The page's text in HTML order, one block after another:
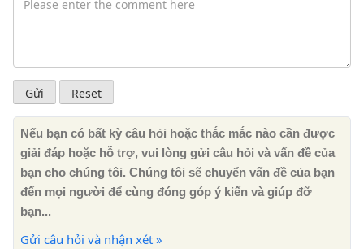
Nếu bạn có bất kỳ câu hỏi hoặc thắc mắc nào cần được
giải đáp hoặc hỗ trợ, vui lòng gửi câu hỏi và vấn đề của
bạn cho chúng tôi. Chúng tôi sẽ chuyển vấn đề của bạn
đến mọi người để cùng đóng góp ý kiến ​​và giúp đỡ
bạn...
Gửi câu hỏi và nhận xét »